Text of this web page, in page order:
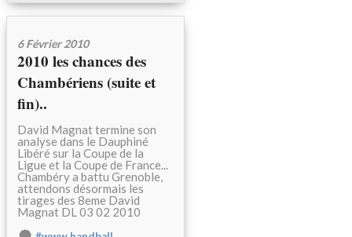
6 Février 2010
2010 les chances des
Chambériens (suite et
fin)..
David Magnat termine son
analyse dans le Dauphiné
Libéré sur la Coupe de la
Ligue et la Coupe de France...
Chambéry a battu Grenoble,
attendons désormais les
tirages des 8eme David
Magnat DL 03 02 2010